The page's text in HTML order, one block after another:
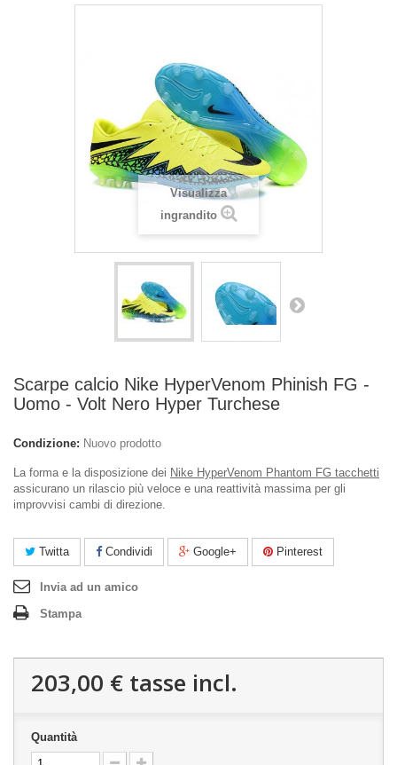
Visualizza
ingrandito
Scarpe calcio Nike HyperVenom Phinish FG -
Uomo - Volt Nero Hyper Turchese
Condizione: Nuovo prodotto
La forma e la disposizione dei Nike HyperVenom Phantom FG tacchetti
assicurano un rilascio più veloce e una reattività massima per gli
improvvisi cambi di direzione.
Twitta Condividi Google+ Pinterest
Invia ad un amico
Stampa
203,00 € tasse incl.
Quantità